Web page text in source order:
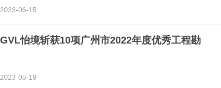
2023-06-15
GVL怡境斩获10项广州市2022年度优秀工程勘
2023-05-19